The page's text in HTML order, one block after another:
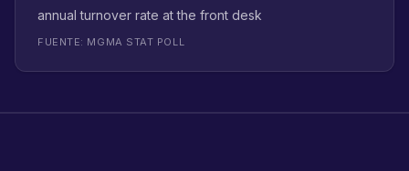
annual turnover rate at the front desk
FUENTE: MGMA STAT POLL